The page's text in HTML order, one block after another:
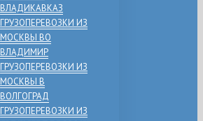
ВЛАДИКАВКАЗ
ГРУЗОПЕРЕВОЗКИ ИЗ
МОСКВЫ ВО
ВЛАДИМИР
ГРУЗОПЕРЕВОЗКИ ИЗ
МОСКВЫ В
ВОЛГОГРАД
ГРУЗОПЕРЕВОЗКИ ИЗ